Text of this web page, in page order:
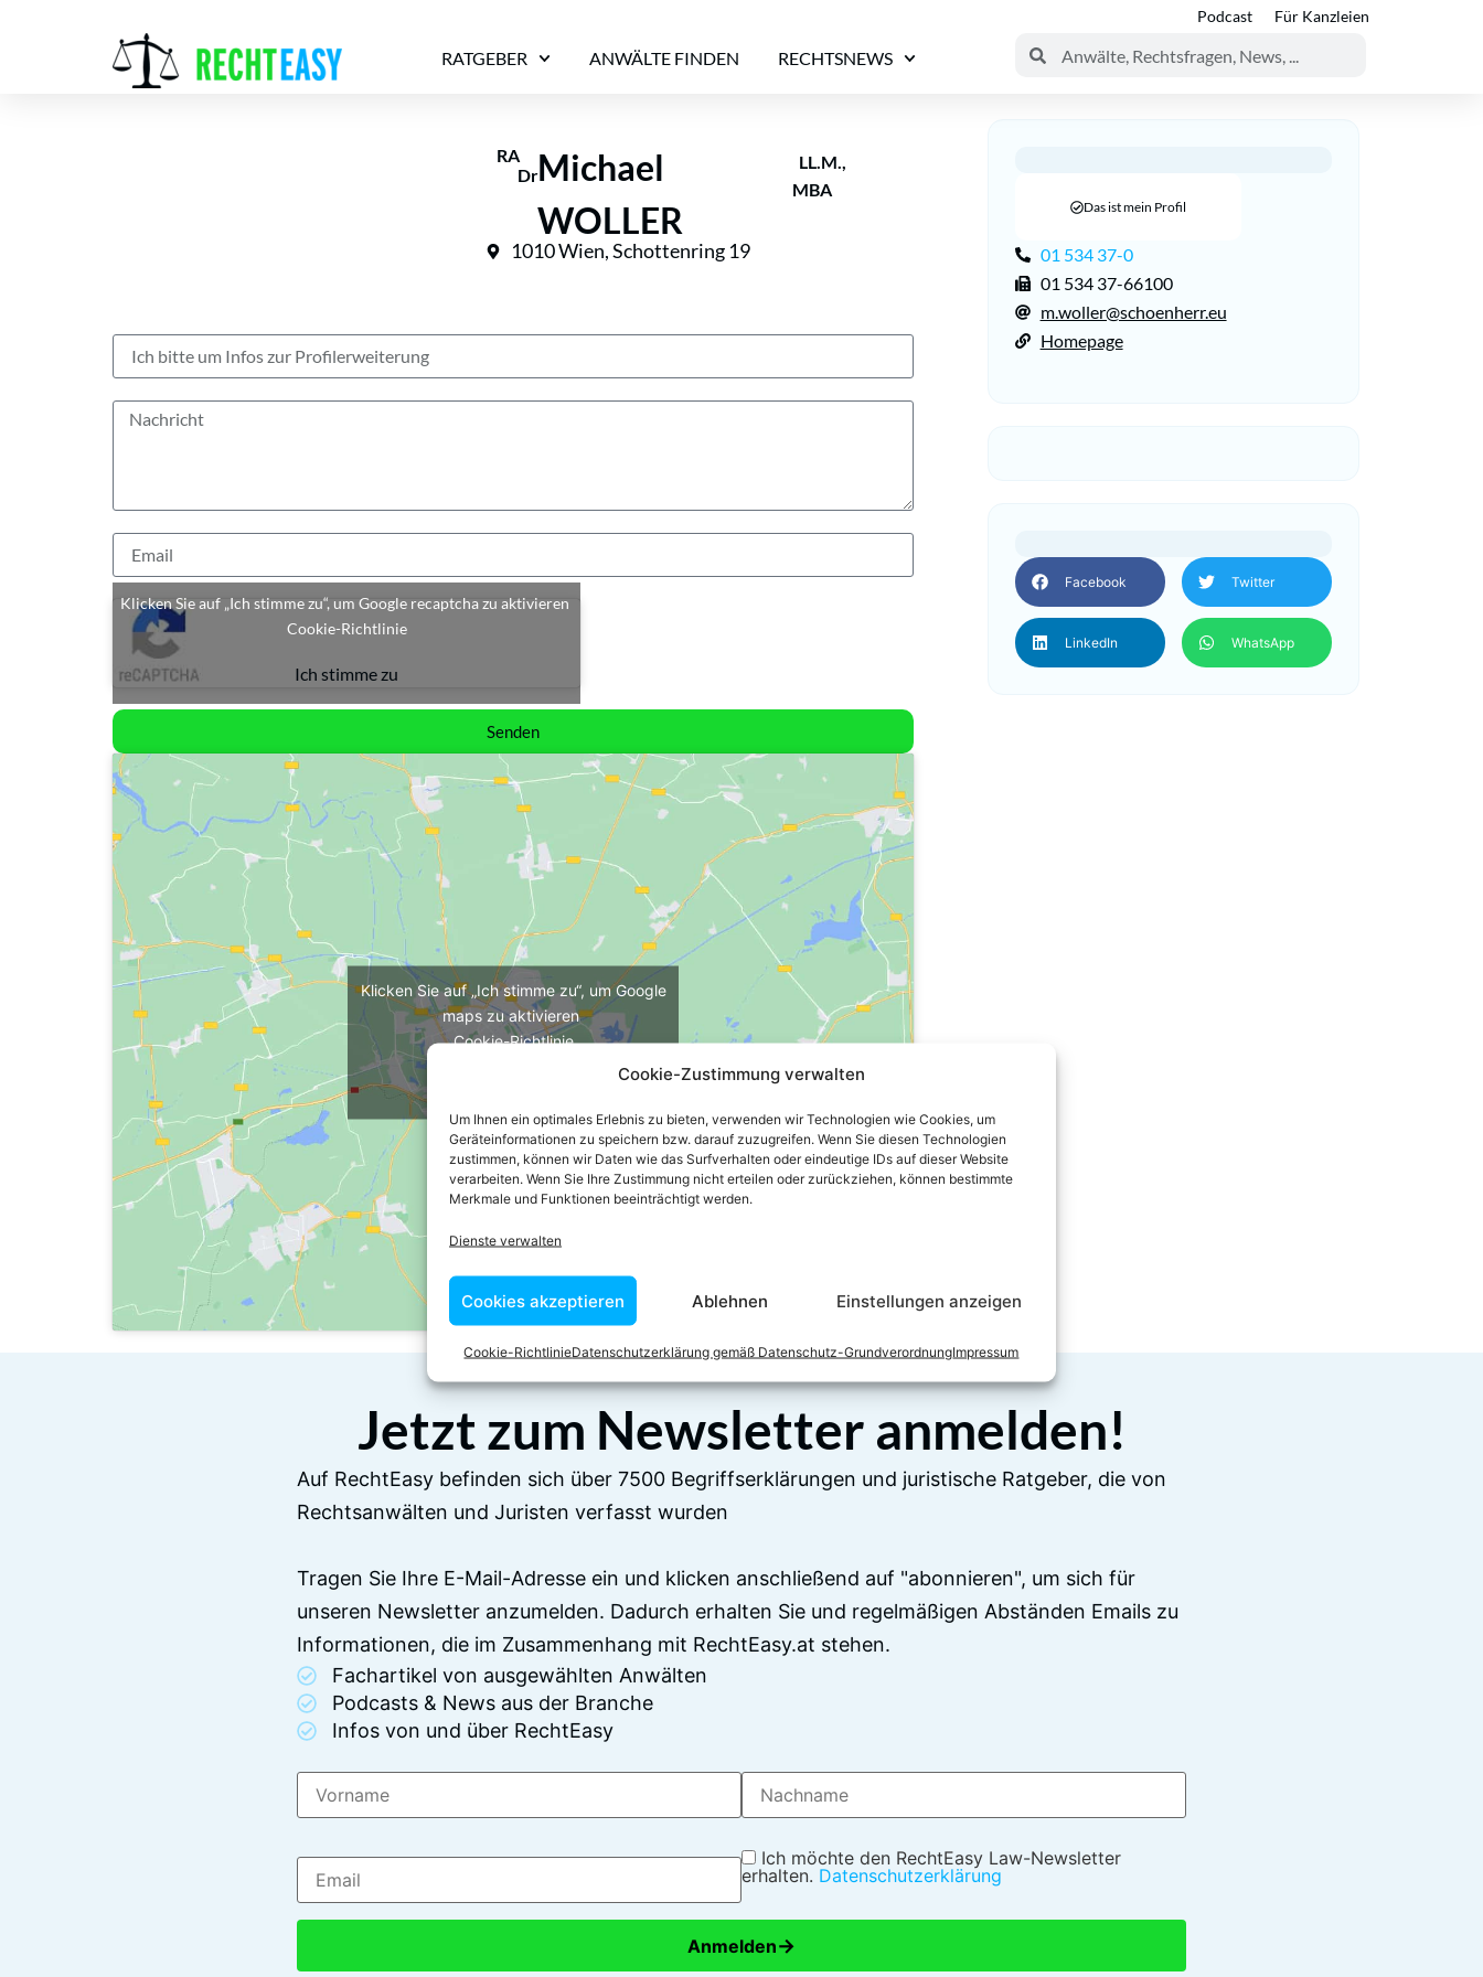
Cookie-Zustimmung verwalten
Um Ihnen ein optimales Erlebnis zu bieten, verwenden wir Technologien wie Cookies, um
Geräteinformationen zu speichern bzw. darauf zuzugreifen. Wenn Sie diesen Technologien
zustimmen, können wir Daten wie das Surfverhalten oder eindeutige IDs auf dieser Website
verarbeiten. Wenn Sie Ihre Zustimmung nicht erteilen oder zurückziehen, können bestimmte
Merkmale und Funktionen beeinträchtigt werden.
Dienste verwalten
Cookies akzeptieren Ablehnen Einstellungen anzeigen
Cookie-RichtlinieDatenschutzerklärung gemäß Datenschutz-GrundverordnungImpressum
Podcast Für Kanzleien
RATGEBER ANWÄLTE FINDEN RECHTSNEWS
RA
DrMichael
WOLLER
LL.M.,
MBA
1010 Wien, Schottenring 19
Klicken Sie auf „Ich stimme zu“, um Google recaptcha zu aktivieren
Cookie-Richtlinie
Ich stimme zu
Senden
Klicken Sie auf „Ich stimme zu“, um Google
maps zu aktivieren
Cookie-Richtlinie
Das ist mein Profil
01 534 37-0
01 534 37-66100
m.woller@schoenherr.eu
Homepage
Facebook Twitter
LinkedIn WhatsApp
Jetzt zum Newsletter anmelden!
Auf RechtEasy befinden sich über 7500 Begriffserklärungen und juristische Ratgeber, die von
Rechtsanwälten und Juristen verfasst wurden
Tragen Sie Ihre E-Mail-Adresse ein und klicken anschließend auf "abonnieren", um sich für
unseren Newsletter anzumelden. Dadurch erhalten Sie und regelmäßigen Abständen Emails zu
Informationen, die im Zusammenhang mit RechtEasy.at stehen.
Fachartikel von ausgewählten Anwälten
Podcasts & News aus der Branche
Infos von und über RechtEasy
Ich möchte den RechtEasy Law-Newsletter
erhalten. Datenschutzerklärung
Anmelden→